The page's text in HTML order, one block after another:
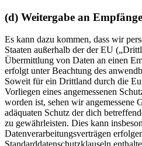
(d) Weitergabe an
Es kann dazu kommen, dass wir
Staaten außerhalb der der EU
Übermittlung von Daten an einen
erfolgt unter Beachtung des
Soweit für ein Drittland durch die
Vorliegen eines angemessenen
worden ist, sehen wir angemessene
adäquaten Schutz der dich
zu gewährleisten. Dies kann
Datenverarbeitungsverträgen